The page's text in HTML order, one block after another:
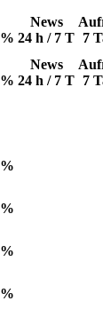
%
News
24 h / 7 T 7
%
News
24 h / 7 T 7
%
%
%
%